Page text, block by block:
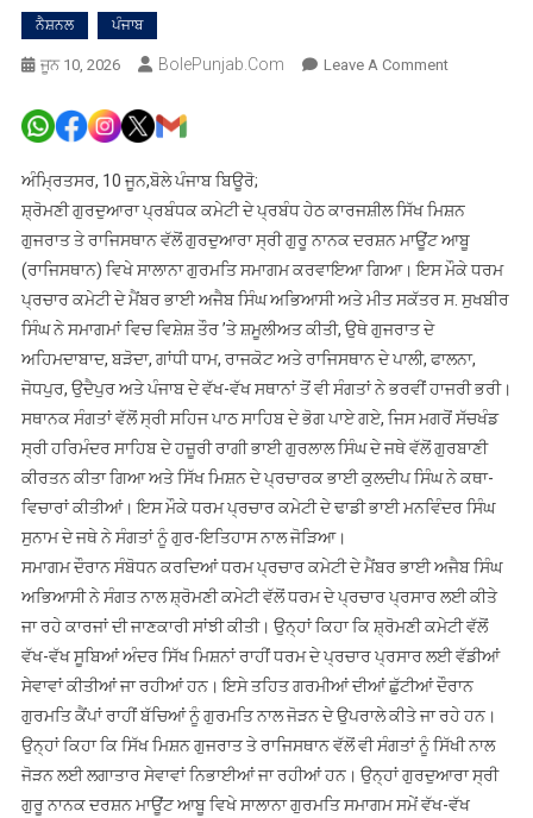
ਨੈਸ਼ਨਲ ਪੰਜਾਬ
ਜੂਨ 10, 2026 BolePunjab.com Leave A CommentOn
ਨਾਨਕ
ਮਾਊਂਟ
(ਰਾਜਿਸਥਾਨ)
ਵਿਖੇ
ਕਰਵਾਇਆ
ਗਿਆ
ਗੁਰਮਤਿ
ਸਮਾਗਮ
ਅੰਮ੍ਰਿਤਸਰ, 10 ਜੂਨ,ਬੋਲੇ ਪੰਜਾਬ ਬਿਊਰੋ;
ਸ਼੍ਰੋਮਣੀ ਗੁਰਦੁਆਰਾ ਪ੍ਰਬੰਧਕ ਕਮੇਟੀ ਦੇ ਪ੍ਰਬੰਧ ਹੇਠ ਕਾਰਜਸ਼ੀਲ ਸਿੱਖ ਮਿਸ਼ਨ
ਗੁਜਰਾਤ ਤੇ ਰਾਜਿਸਥਾਨ ਵੱਲੋਂ ਗੁਰਦੁਆਰਾ ਸ੍ਰੀ ਗੁਰੂ ਨਾਨਕ ਦਰਸ਼ਨ ਮਾਊਂਟ ਆਬੂ
(ਰਾਜਿਸਥਾਨ) ਵਿਖੇ ਸਾਲਾਨਾ ਗੁਰਮਤਿ ਸਮਾਗਮ ਕਰਵਾਇਆ ਗਿਆ। ਇਸ ਮੌਕੇ ਧਰਮ
ਪ੍ਰਚਾਰ ਕਮੇਟੀ ਦੇ ਮੈਂਬਰ ਭਾਈ ਅਜੈਬ ਸਿੰਘ ਅਭਿਆਸੀ ਅਤੇ ਮੀਤ ਸਕੱਤਰ ਸ. ਸੁਖਬੀਰ
ਸਿੰਘ ਨੇ ਸਮਾਗਮਾਂ ਵਿਚ ਵਿਸ਼ੇਸ਼ ਤੌਰ ’ਤੇ ਸ਼ਮੂਲੀਅਤ ਕੀਤੀ, ਉਥੇ ਗੁਜਰਾਤ ਦੇ
ਅਹਿਮਦਾਬਾਦ, ਬੜੋਦਾ, ਗਾਂਧੀ ਧਾਮ, ਰਾਜਕੋਟ ਅਤੇ ਰਾਜਿਸਥਾਨ ਦੇ ਪਾਲੀ, ਫਾਲਨਾ,
ਜੋਧਪੁਰ, ਉਦੈਪੁਰ ਅਤੇ ਪੰਜਾਬ ਦੇ ਵੱਖ-ਵੱਖ ਸਥਾਨਾਂ ਤੋਂ ਵੀ ਸੰਗਤਾਂ ਨੇ ਭਰਵੀਂ ਹਾਜਰੀ ਭਰੀ।
ਸਥਾਨਕ ਸੰਗਤਾਂ ਵੱਲੋਂ ਸ੍ਰੀ ਸਹਿਜ ਪਾਠ ਸਾਹਿਬ ਦੇ ਭੋਗ ਪਾਏ ਗਏ, ਜਿਸ ਮਗਰੋਂ ਸੱਚਖੰਡ
ਸ੍ਰੀ ਹਰਿਮੰਦਰ ਸਾਹਿਬ ਦੇ ਹਜ਼ੂਰੀ ਰਾਗੀ ਭਾਈ ਗੁਰਲਾਲ ਸਿੰਘ ਦੇ ਜਥੇ ਵੱਲੋਂ ਗੁਰਬਾਣੀ
ਕੀਰਤਨ ਕੀਤਾ ਗਿਆ ਅਤੇ ਸਿੱਖ ਮਿਸ਼ਨ ਦੇ ਪ੍ਰਚਾਰਕ ਭਾਈ ਕੁਲਦੀਪ ਸਿੰਘ ਨੇ ਕਥਾ-
ਵਿਚਾਰਾਂ ਕੀਤੀਆਂ। ਇਸ ਮੌਕੇ ਧਰਮ ਪ੍ਰਚਾਰ ਕਮੇਟੀ ਦੇ ਢਾਡੀ ਭਾਈ ਮਨਵਿੰਦਰ ਸਿੰਘ
ਸੁਨਾਮ ਦੇ ਜਥੇ ਨੇ ਸੰਗਤਾਂ ਨੂੰ ਗੁਰ-ਇਤਿਹਾਸ ਨਾਲ ਜੋੜਿਆ।
ਸਮਾਗਮ ਦੌਰਾਨ ਸੰਬੋਧਨ ਕਰਦਿਆਂ ਧਰਮ ਪ੍ਰਚਾਰ ਕਮੇਟੀ ਦੇ ਮੈਂਬਰ ਭਾਈ ਅਜੈਬ ਸਿੰਘ
ਅਭਿਆਸੀ ਨੇ ਸੰਗਤ ਨਾਲ ਸ਼੍ਰੋਮਣੀ ਕਮੇਟੀ ਵੱਲੋਂ ਧਰਮ ਦੇ ਪ੍ਰਚਾਰ ਪ੍ਰਸਾਰ ਲਈ ਕੀਤੇ
ਜਾ ਰਹੇ ਕਾਰਜਾਂ ਦੀ ਜਾਣਕਾਰੀ ਸਾਂਝੀ ਕੀਤੀ। ਉਨ੍ਹਾਂ ਕਿਹਾ ਕਿ ਸ਼੍ਰੋਮਣੀ ਕਮੇਟੀ ਵੱਲੋਂ
ਵੱਖ-ਵੱਖ ਸੂਬਿਆਂ ਅੰਦਰ ਸਿੱਖ ਮਿਸ਼ਨਾਂ ਰਾਹੀਂ ਧਰਮ ਦੇ ਪ੍ਰਚਾਰ ਪ੍ਰਸਾਰ ਲਈ ਵੱਡੀਆਂ
ਸੇਵਾਵਾਂ ਕੀਤੀਆਂ ਜਾ ਰਹੀਆਂ ਹਨ। ਇਸੇ ਤਹਿਤ ਗਰਮੀਆਂ ਦੀਆਂ ਛੁੱਟੀਆਂ ਦੌਰਾਨ
ਗੁਰਮਤਿ ਕੈਂਪਾਂ ਰਾਹੀਂ ਬੱਚਿਆਂ ਨੂੰ ਗੁਰਮਤਿ ਨਾਲ ਜੋੜਨ ਦੇ ਉਪਰਾਲੇ ਕੀਤੇ ਜਾ ਰਹੇ ਹਨ।
ਉਨ੍ਹਾਂ ਕਿਹਾ ਕਿ ਸਿੱਖ ਮਿਸ਼ਨ ਗੁਜਰਾਤ ਤੇ ਰਾਜਿਸਥਾਨ ਵੱਲੋਂ ਵੀ ਸੰਗਤਾਂ ਨੂੰ ਸਿੱਖੀ ਨਾਲ
ਜੋੜਨ ਲਈ ਲਗਾਤਾਰ ਸੇਵਾਵਾਂ ਨਿਭਾਈਆਂ ਜਾ ਰਹੀਆਂ ਹਨ। ਉਨ੍ਹਾਂ ਗੁਰਦੁਆਰਾ ਸ੍ਰੀ
ਗੁਰੂ ਨਾਨਕ ਦਰਸ਼ਨ ਮਾਊਂਟ ਆਬੂ ਵਿਖੇ ਸਾਲਾਨਾ ਗੁਰਮਤਿ ਸਮਾਗਮ ਸਮੇਂ ਵੱਖ-ਵੱਖ